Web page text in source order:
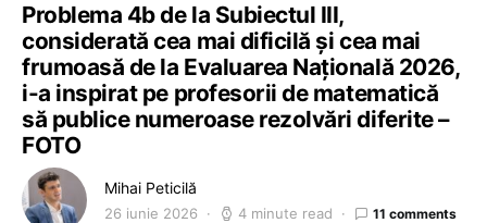
Problema 4b de la Subiectul III,
considerată cea mai dificilă și cea mai
frumoasă de la Evaluarea Națională 2026,
i-a inspirat pe profesorii de matematică
să publice numeroase rezolvări diferite –
FOTO
Mihai Peticilă
26 iunie 2026 4 minute read 11 comments